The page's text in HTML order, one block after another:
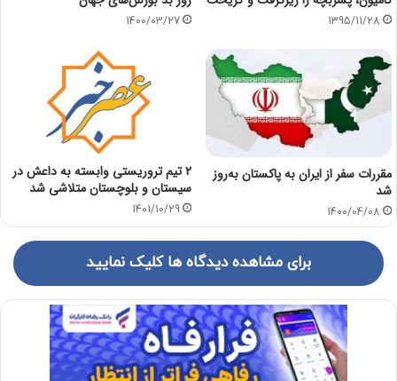
1395/11/28
1400/03/27
مقررات سفر از ایران به پاکستان به‌روز
شد
1400/04/08
۲ تیم تروریستی وابسته به داعش در
سیستان و بلوچستان متلاشی شد
1401/10/29
برای مشاهده دیدگاه ها کلیک نمایید